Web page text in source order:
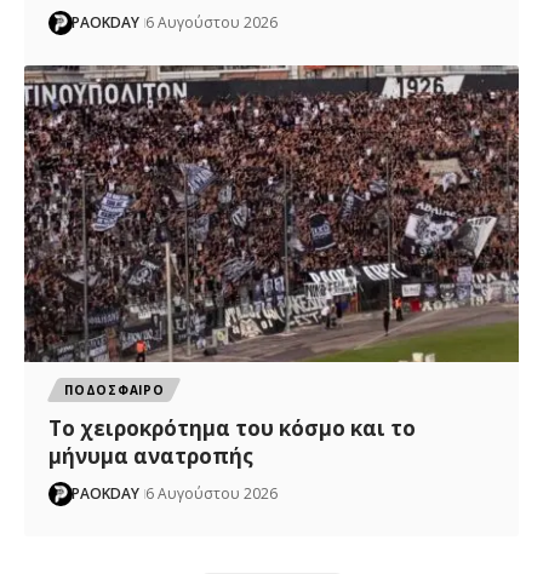
PAOKDAY 6 Αυγούστου 2026
ΠΟΔΟΣΦΑΙΡΟ
Το χειροκρότημα του κόσμο και το
μήνυμα ανατροπής
PAOKDAY 6 Αυγούστου 2026